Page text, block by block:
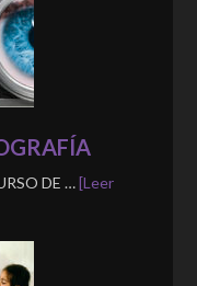
DE …[Leer